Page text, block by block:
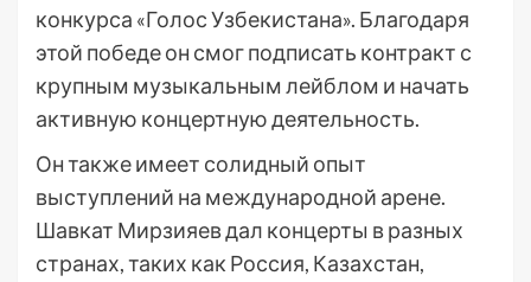
конкурса «Голос Узбекистана». Благодаря
этой победе он смог подписать контракт с
крупным музыкальным лейблом и начать
активную концертную деятельность.
Он также имеет солидный опыт
выступлений на международной арене.
Шавкат Мирзияев дал концерты в разных
странах, таких как Россия, Казахстан,